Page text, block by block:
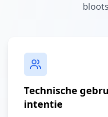
Technische
intentie